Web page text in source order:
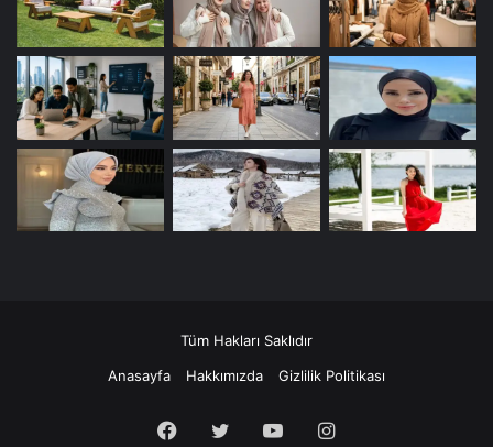
Tüm Hakları Saklıdır
Anasayfa
Hakkımızda Gizlilik Politikası
Facebook
Twitter YouTubeInstagram